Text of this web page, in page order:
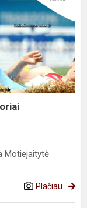
Motiejaitytė
Plačiau